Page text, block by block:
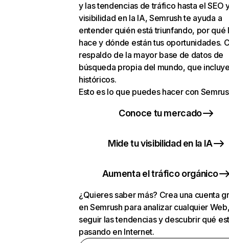
y las tendencias de tráfico hasta el SEO
visibilidad en la IA, Semrush te ayuda a
entender quién está triunfando, por qué
hace y dónde están tus oportunidades.
respaldo de la mayor base de datos de
búsqueda propia del mundo, que
históricos.
Esto es lo que puedes hacer con
Conoce tu mercado
Mide tu visibilidad en la IA
Aumenta el tráfico orgánico
¿Quieres saber más? Crea una cuenta
en Semrush para analizar cualquier
seguir las tendencias y descubrir qué
pasando en Internet.